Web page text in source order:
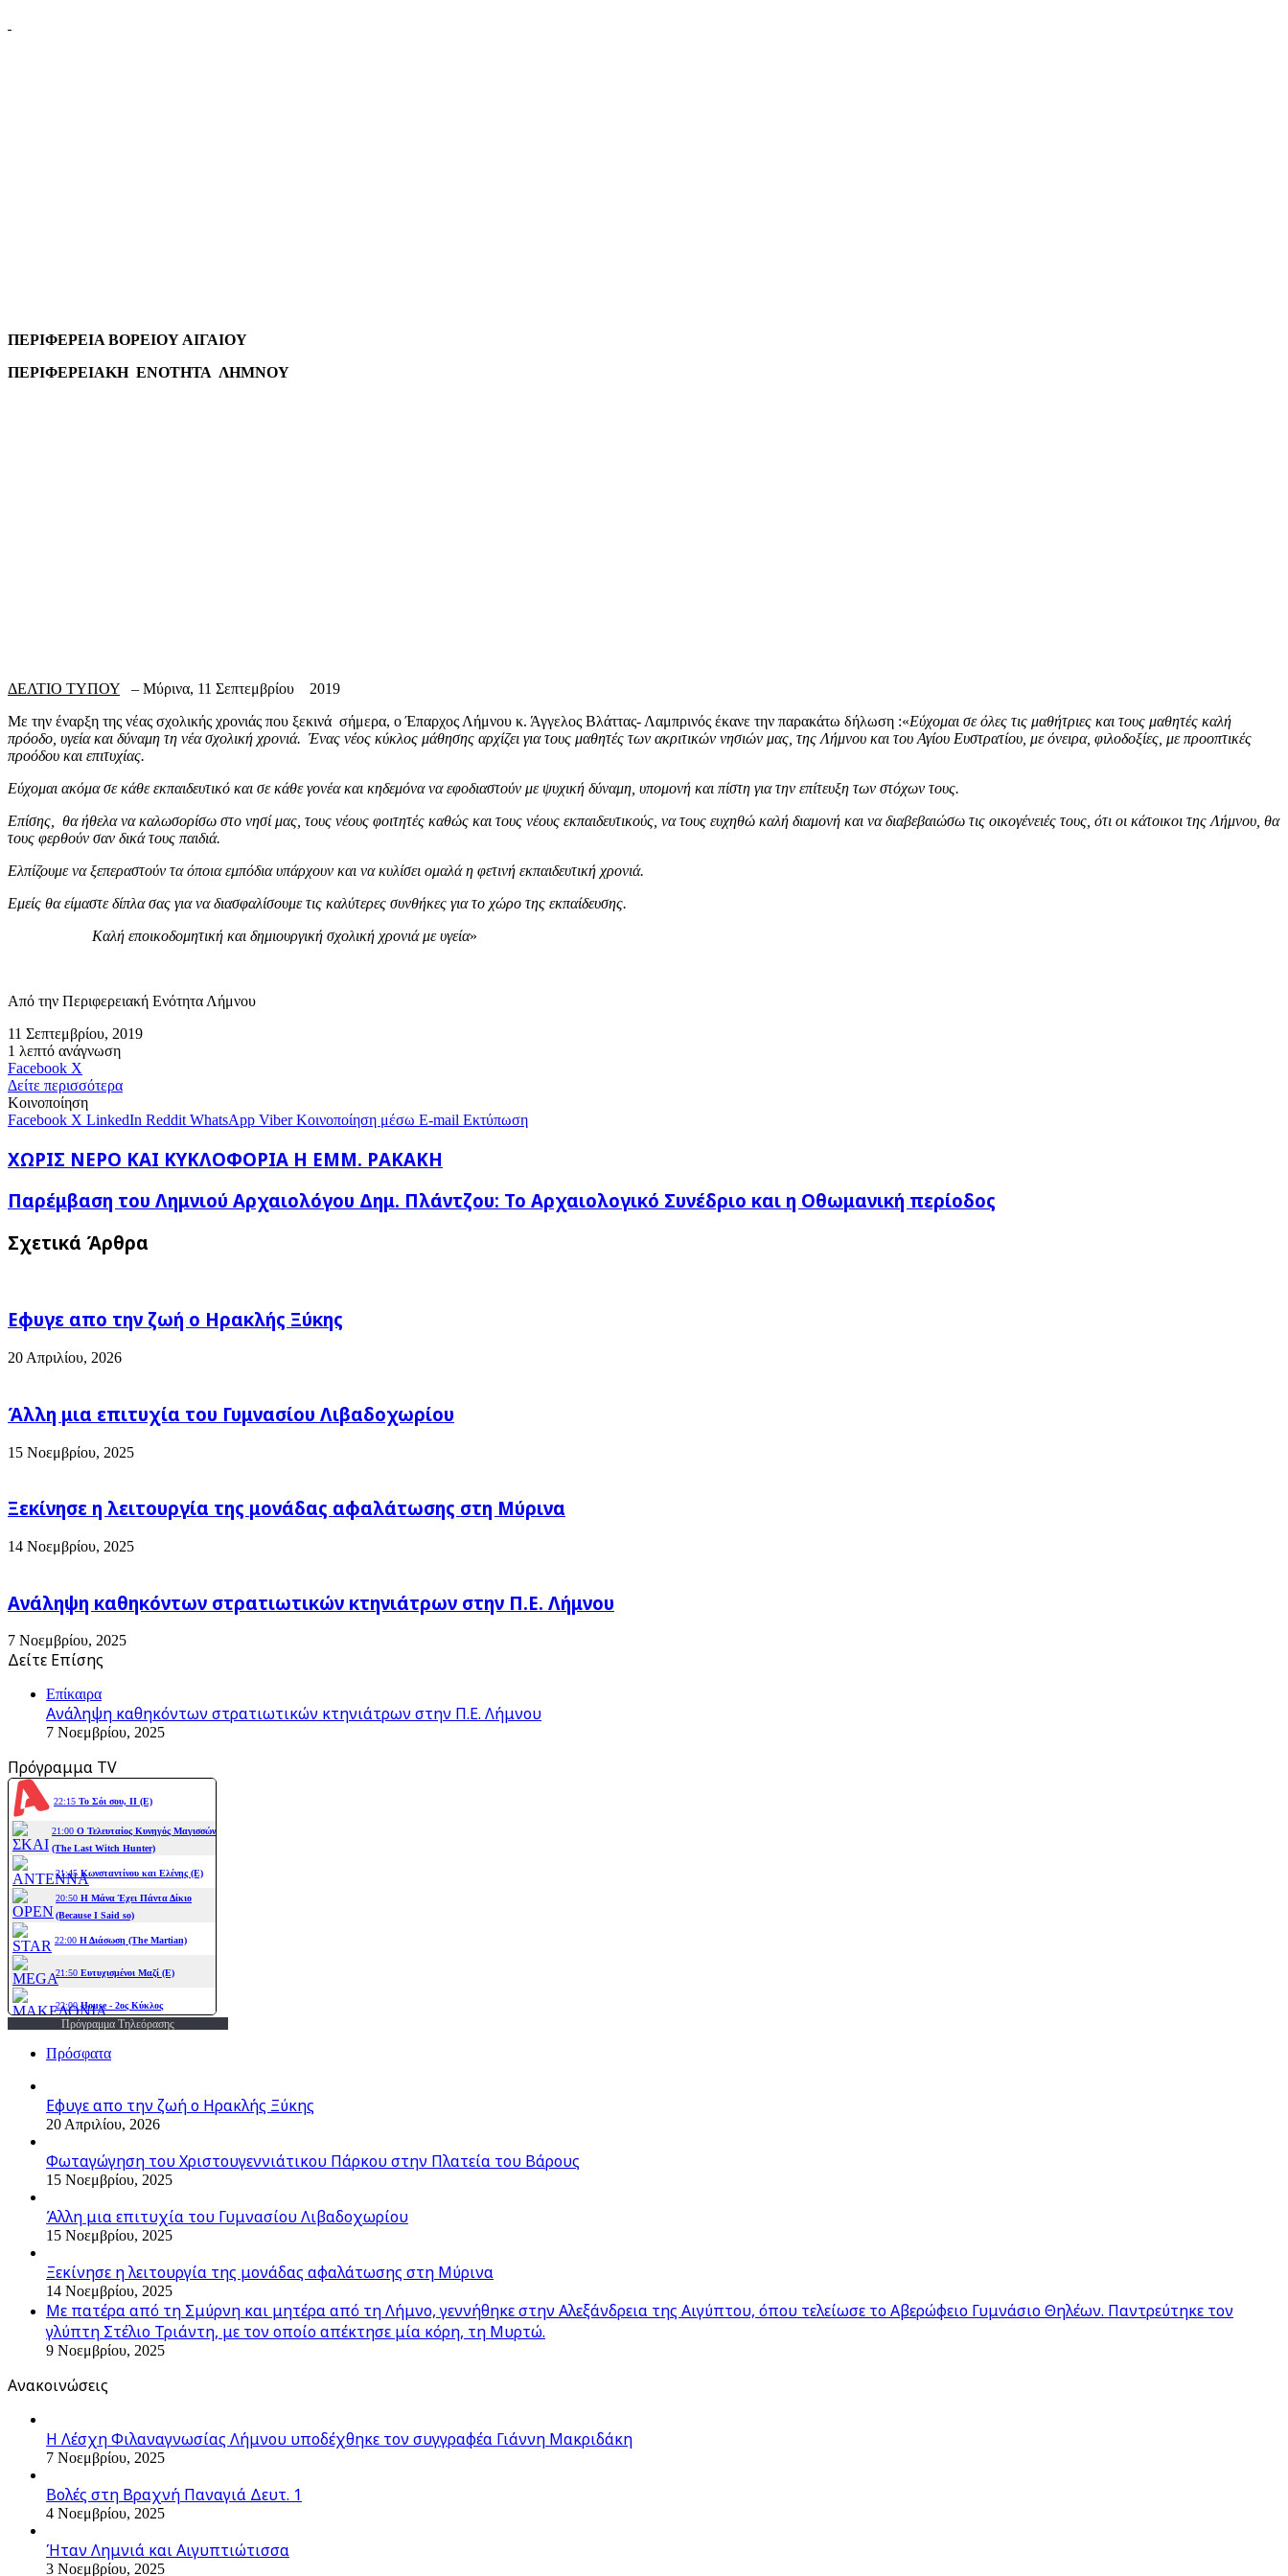
ΠΕΡΙΦΕΡΕΙΑ ΒΟΡΕΙΟΥ ΑΙΓΑΙΟΥ
ΠΕΡΙΦΕΡΕΙΑΚΗ ΕΝΟΤΗΤΑ ΛΗΜΝΟΥ
ΔΕΛΤΙΟ ΤΥΠΟΥ – Μύρινα, 11 Σεπτεμβρίου 2019
Με την έναρξη της νέας σχολικής χρονιάς που ξεκινά σήμερα, ο Έπαρχος Λήμνου κ. Άγγελος Βλάττας- Λαμπρινός έκανε την παρακάτω δήλωση :«Εύχομαι σε όλες τις μαθήτριες και τους μαθητές καλή
πρόοδο, υγεία και δύναμη τη νέα σχολική χρονιά. Ένας νέος κύκλος μάθησης αρχίζει για τους μαθητές των ακριτικών νησιών μας, της Λήμνου και του Αγίου Ευστρατίου, με όνειρα, φιλοδοξίες, με προοπτικές
προόδου και επιτυχίας.
Εύχομαι ακόμα σε κάθε εκπαιδευτικό και σε κάθε γονέα και κηδεμόνα να εφοδιαστούν με ψυχική δύναμη, υπομονή και πίστη για την επίτευξη των στόχων τους.
Επίσης, θα ήθελα να καλωσορίσω στο νησί μας, τους νέους φοιτητές καθώς και τους νέους εκπαιδευτικούς, να τους ευχηθώ καλή διαμονή και να διαβεβαιώσω τις οικογένειές τους, ότι οι κάτοικοι της Λήμνου, θα
τους φερθούν σαν δικά τους παιδιά.
Ελπίζουμε να ξεπεραστούν τα όποια εμπόδια υπάρχουν και να κυλίσει ομαλά η φετινή εκπαιδευτική χρονιά.
Εμείς θα είμαστε δίπλα σας για να διασφαλίσουμε τις καλύτερες συνθήκες για το χώρο της εκπαίδευσης.
Καλή εποικοδομητική και δημιουργική σχολική χρονιά με υγεία»
Από την Περιφερειακή Ενότητα Λήμνου
11 Σεπτεμβρίου, 2019
1 λεπτό ανάγνωση
Facebook X
μέσω
E-
mail
Δείτε περισσότερα
Κοινοποίηση
Facebook X LinkedIn Reddit WhatsApp Viber Κοινοποίηση μέσω E-mail Εκτύπωση
ΧΩΡΙΣ
ΝΕΡΟ
ΚΥΚΛΟΦΟΡΙΑ
ΕΜΜ.
ΡΑΚΑΚΗ
ΧΩΡΙΣ ΝΕΡΟ ΚΑΙ ΚΥΚΛΟΦΟΡΙΑ Η ΕΜΜ. ΡΑΚΑΚΗ
Παρέμβαση
του
Αρχαιολόγου
Αρχαιολογικό
Συνέδριο
και
η
Παρέμβαση του Λημνιού Αρχαιολόγου Δημ. Πλάντζου: Το Αρχαιολογικό Συνέδριο και η Οθωμανική περίοδος
Σχετικά Άρθρα
Εφυγε απο την ζωή o Ηρακλής Ξύκης
20 Απριλίου, 2026
Άλλη μια επιτυχία του Γυμνασίου Λιβαδοχωρίου
15 Νοεμβρίου, 2025
Ξεκίνησε η λειτουργία της μονάδας αφαλάτωσης στη Μύρινα
14 Νοεμβρίου, 2025
Ανάληψη καθηκόντων στρατιωτικών κτηνιάτρων στην Π.Ε. Λήμνου
7 Νοεμβρίου, 2025
Δείτε Επίσης
Επίκαιρα
Ανάληψη καθηκόντων στρατιωτικών κτηνιάτρων στην Π.Ε. Λήμνου
7 Νοεμβρίου, 2025
Πρόγραμμα TV
Πρόγραμμα Τηλεόρασης
Πρόσφατα
Εφυγε απο την ζωή o Ηρακλής Ξύκης
20 Απριλίου, 2026
Φωταγώγηση του Χριστουγεννιάτικου Πάρκου στην Πλατεία του Βάρους
15 Νοεμβρίου, 2025
Άλλη μια επιτυχία του Γυμνασίου Λιβαδοχωρίου
15 Νοεμβρίου, 2025
Ξεκίνησε η λειτουργία της μονάδας αφαλάτωσης στη Μύρινα
14 Νοεμβρίου, 2025
Με πατέρα από τη Σμύρνη και μητέρα από τη Λήμνο, γεννήθηκε στην Αλεξάνδρεια της Αιγύπτου, όπου τελείωσε το Αβερώφειο Γυμνάσιο Θηλέων. Παντρεύτηκε τον
γλύπτη Στέλιο Τριάντη, με τον οποίο απέκτησε μία κόρη, τη Μυρτώ.
9 Νοεμβρίου, 2025
Ανακοινώσεις
Η Λέσχη Φιλαναγνωσίας Λήμνου υποδέχθηκε τον συγγραφέα Γιάννη Μακριδάκη
7 Νοεμβρίου, 2025
Βολές στη Βραχνή Παναγιά Δευτ. 1
4 Νοεμβρίου, 2025
Ήταν Λημνιά και Αιγυπτιώτισσα
3 Νοεμβρίου, 2025